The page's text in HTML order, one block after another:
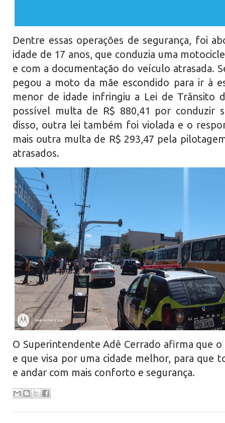
Dentre essas operações de segurança, foi
idade de 17 anos, que conduzia uma
e com a documentação do veículo atrasada.
pegou a moto da mãe escondido para ir à
menor de idade infringiu a Lei de Trânsito
possível multa de R$ 880,41 por conduzir
disso, outra lei também foi violada e o
mais outra multa de R$ 293,47 pela
atrasados.
O Superintendente Adê Cerrado afirma que
e que visa por uma cidade melhor, para que
e andar com mais conforto e segurança.